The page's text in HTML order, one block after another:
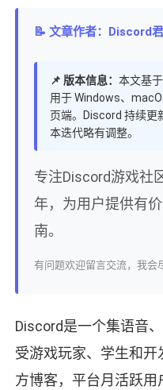
📝 文章作者：Discord君
📌 版本信息： 本文基于
用于 Windows、
页端。Discord 持续更
本迭代略有调整。
专注Discord游戏社
年，为用户提供有
南。
有问题欢迎留言交流，我会
Discord是一个集语音
受游戏玩家、学生和
方博客，平台月活跃